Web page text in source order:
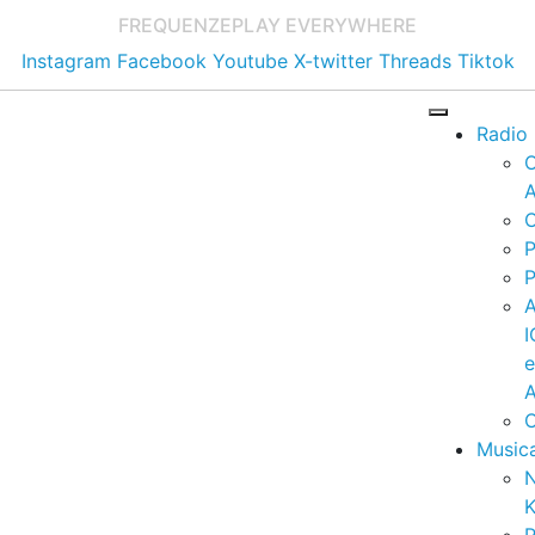
FREQUENZEPLAY EVERYWHERE
Instagram Facebook Youtube X-twitter Threads Tiktok
Radio
e